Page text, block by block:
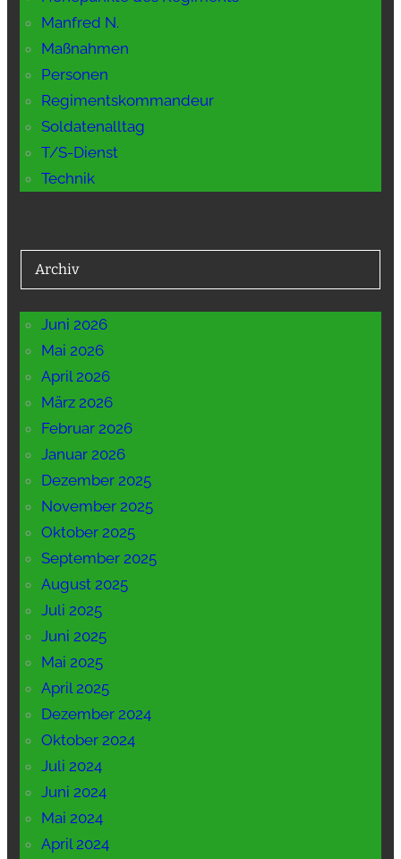
Manfred N.
Maßnahmen
Personen
Regimentskommandeur
Soldatenalltag
T/S-Dienst
Technik
Archiv
Juni 2026
Mai 2026
April 2026
März 2026
Februar 2026
Januar 2026
Dezember 2025
November 2025
Oktober 2025
September 2025
August 2025
Juli 2025
Juni 2025
Mai 2025
April 2025
Dezember 2024
Oktober 2024
Juli 2024
Juni 2024
Mai 2024
April 2024